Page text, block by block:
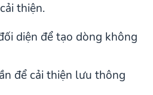
thiện.
diện để tạo dòng không
để cải thiện lưu thông